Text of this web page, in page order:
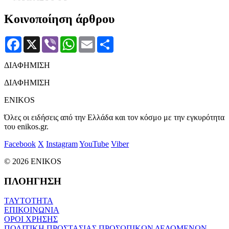
Κοινοποίηση άρθρου
Facebook
X Viber WhatsApp
Email
ΔΙΑΦΗΜΙΣΗ
ΔΙΑΦΗΜΙΣΗ
ENIKOS
Όλες οι ειδήσεις από την Ελλάδα και τον κόσμο με την εγκυρότητα
του enikos.gr.
Facebook X InstagramYouTube Viber
© 2026 ENIKOS
ΠΛΟΗΓΗΣΗ
ΤΑΥΤΟΤΗΤΑ
ΕΠΙΚΟΙΝΩΝΙΑ
ΟΡΟΙ ΧΡΗΣΗΣ